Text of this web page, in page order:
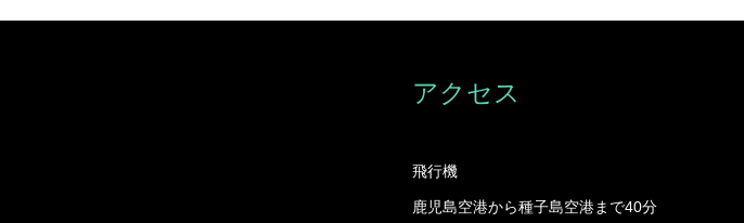
アクセス
飛行機
鹿児島空港から種子島空港まで40分